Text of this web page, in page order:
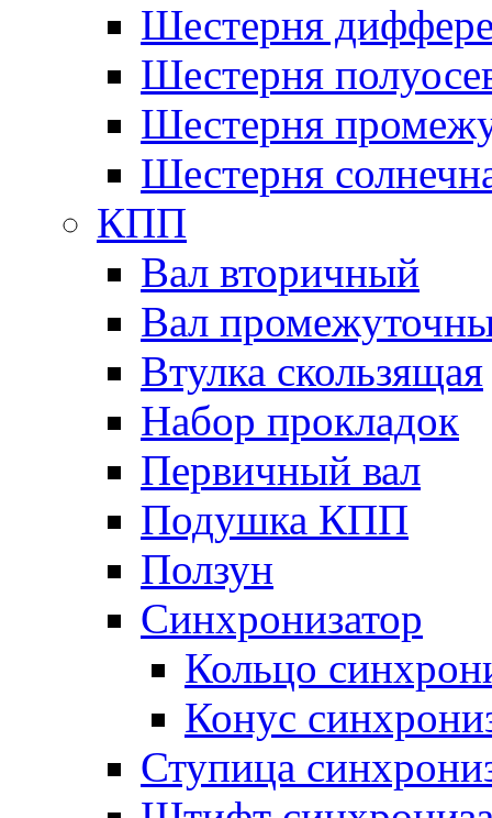
Шестерня
Шестерня
Шестерня
Шестерня
КПП
Вал вторичный
Вал
Втулка скользящая
Набор прокладок
Первичный вал
Подушка КПП
Ползун
Синхронизатор
Кольцо
Конус
Ступица